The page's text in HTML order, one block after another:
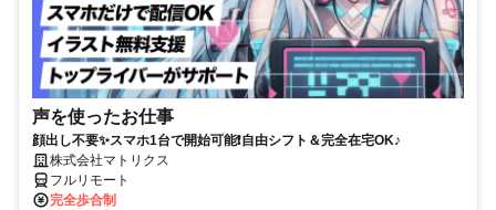
声を使ったお仕事
顔出し不要✨スマホ1台で開始可能❗自由シフト＆完全在宅OK♪
株式会社マトリクス
フルリモート
完全歩合制